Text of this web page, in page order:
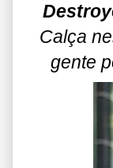
Calça
gente